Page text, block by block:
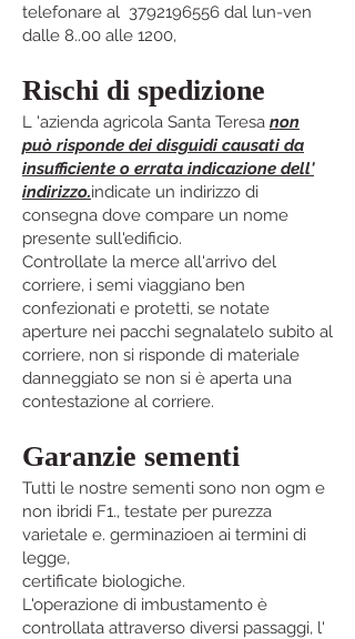
telefonare al 3792196556 dal lun-ven
dalle 8..00 alle 1200,
Rischi di spedizione
L 'azienda agricola Santa Teresa non
può risponde dei disguidi causati da
insufficiente o errata indicazione dell'
indirizzo.indicate un indirizzo di
consegna dove compare un nome
presente sull'edificio.
Controllate la merce all'arrivo del
corriere, i semi viaggiano ben
confezionati e protetti, se notate
aperture nei pacchi segnalatelo subito al
corriere, non si risponde di materiale
danneggiato se non si è aperta una
contestazione al corriere.
Garanzie sementi
Tutti le nostre sementi sono non ogm e
non ibridi F1., testate per purezza
varietale e. germinazioen ai termini di
legge,
certificate biologiche.
L'operazione di imbustamento è
controllata attraverso diversi passaggi, l'